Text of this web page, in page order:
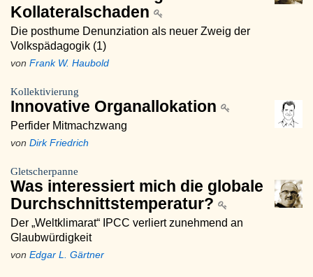
Kollateralschaden
Die posthume Denunziation als neuer Zweig der
Volkspädagogik (1)
von Frank W. Haubold
Kollektivierung
Innovative Organallokation
Perfider Mitmachzwang
von Dirk Friedrich
Gletscherpanne
Was interessiert mich die globale
Durchschnittstemperatur?
Der „Weltklimarat“ IPCC verliert zunehmend an
Glaubwürdigkeit
von Edgar L. Gärtner